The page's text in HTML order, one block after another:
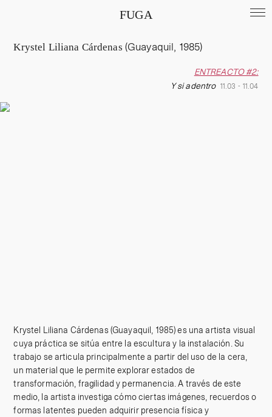
FUGA
Krystel Liliana Cárdenas (Guayaquil, 1985)
ENTREACTO #2:
Y si adentro 11.03 - 11.04
Krystel Liliana Cárdenas (Guayaquil, 1985) es una artista visual
cuya práctica se sitúa entre la escultura y la instalación. Su
trabajo se articula principalmente a partir del uso de la cera,
un material que le permite explorar estados de
transformación, fragilidad y permanencia. A través de este
medio, la artista investiga cómo ciertas imágenes, recuerdos o
formas latentes pueden adquirir presencia física y